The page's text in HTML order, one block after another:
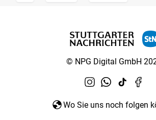
© NPG Digital GmbH
Wo Sie uns noch folgen